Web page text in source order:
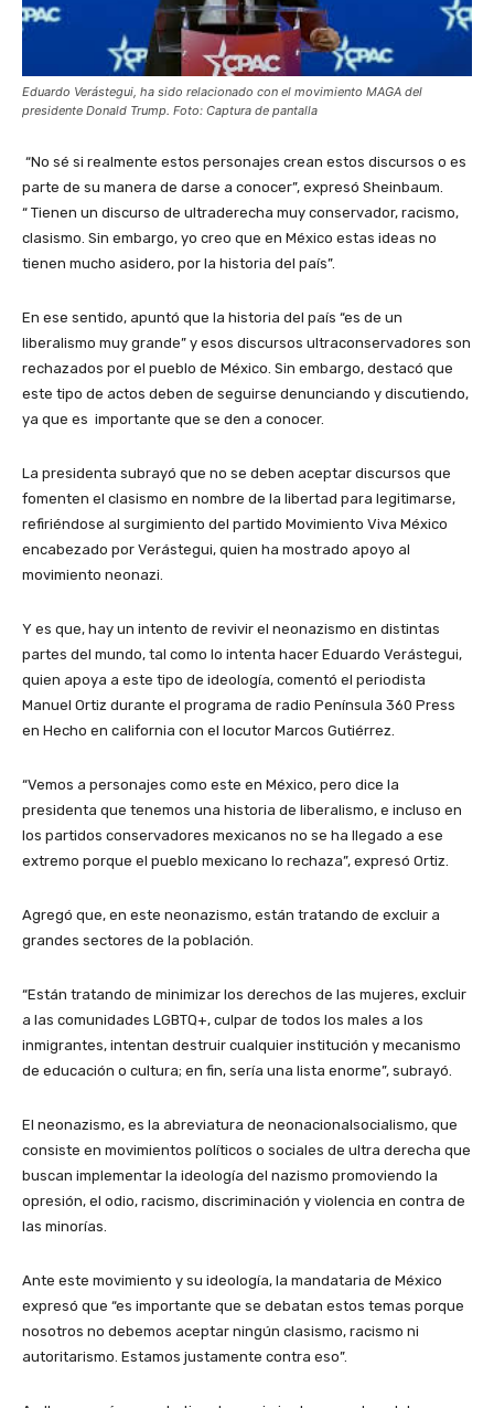
Eduardo Verástegui, ha sido relacionado con el movimiento MAGA del
presidente Donald Trump. Foto: Captura de pantalla
“No sé si realmente estos personajes crean estos discursos o es
parte de su manera de darse a conocer”, expresó Sheinbaum.
“ Tienen un discurso de ultraderecha muy conservador, racismo,
clasismo. Sin embargo, yo creo que en México estas ideas no
tienen mucho asidero, por la historia del país”.
En ese sentido, apuntó que la historia del país “es de un
liberalismo muy grande” y esos discursos ultraconservadores son
rechazados por el pueblo de México. Sin embargo, destacó que
este tipo de actos deben de seguirse denunciando y discutiendo,
ya que es importante que se den a conocer.
La presidenta subrayó que no se deben aceptar discursos que
fomenten el clasismo en nombre de la libertad para legitimarse,
refiriéndose al surgimiento del partido Movimiento Viva México
encabezado por Verástegui, quien ha mostrado apoyo al
movimiento neonazi.
Y es que, hay un intento de revivir el neonazismo en distintas
partes del mundo, tal como lo intenta hacer Eduardo Verástegui,
quien apoya a este tipo de ideología, comentó el periodista
Manuel Ortiz durante el programa de radio Península 360 Press
en Hecho en california con el locutor Marcos Gutiérrez.
“Vemos a personajes como este en México, pero dice la
presidenta que tenemos una historia de liberalismo, e incluso en
los partidos conservadores mexicanos no se ha llegado a ese
extremo porque el pueblo mexicano lo rechaza”, expresó Ortiz.
Agregó que, en este neonazismo, están tratando de excluir a
grandes sectores de la población.
“Están tratando de minimizar los derechos de las mujeres, excluir
a las comunidades LGBTQ+, culpar de todos los males a los
inmigrantes, intentan destruir cualquier institución y mecanismo
de educación o cultura; en fin, sería una lista enorme”, subrayó.
El neonazismo, es la abreviatura de neonacionalsocialismo, que
consiste en movimientos políticos o sociales de ultra derecha que
buscan implementar la ideología del nazismo promoviendo la
opresión, el odio, racismo, discriminación y violencia en contra de
las minorías.
Ante este movimiento y su ideología, la mandataria de México
expresó que “es importante que se debatan estos temas porque
nosotros no debemos aceptar ningún clasismo, racismo ni
autoritarismo. Estamos justamente contra eso”.